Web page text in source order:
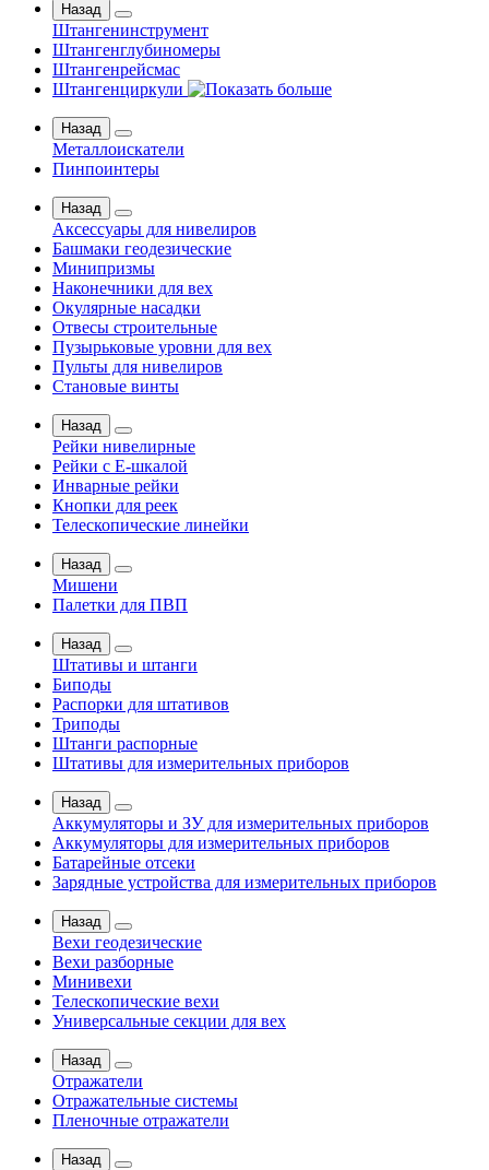
Назад
Штангенинструмент
Штангенглубиномеры
Штангенрейсмас
Штангенциркули
Назад
Металлоискатели
Пинпоинтеры
Назад
Аксессуары для нивелиров
Башмаки геодезические
Минипризмы
Наконечники для вех
Окулярные насадки
Отвесы строительные
Пузырьковые уровни для вех
Пульты для нивелиров
Становые винты
Назад
Рейки нивелирные
Рейки с Е-шкалой
Инварные рейки
Кнопки для реек
Телескопические линейки
Назад
Мишени
Палетки для ПВП
Назад
Штативы и штанги
Биподы
Распорки для штативов
Триподы
Штанги распорные
Штативы для измерительных приборов
Назад
Аккумуляторы и ЗУ для измерительных приборов
Аккумуляторы для измерительных приборов
Батарейные отсеки
Зарядные устройства для измерительных приборов
Назад
Вехи геодезические
Вехи разборные
Минивехи
Телескопические вехи
Универсальные секции для вех
Назад
Отражатели
Отражательные системы
Пленочные отражатели
Назад